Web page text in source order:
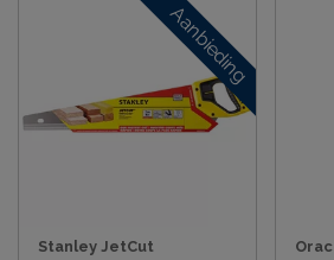
Aanbieding
Stanley JetCut